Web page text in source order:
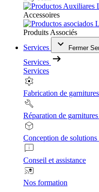
Accessoires
Produits Associés
Services
Fermer
Services
Services
Fabrication de
Réparation de
Conception de solutions
Conseil et assistance
Nos formation